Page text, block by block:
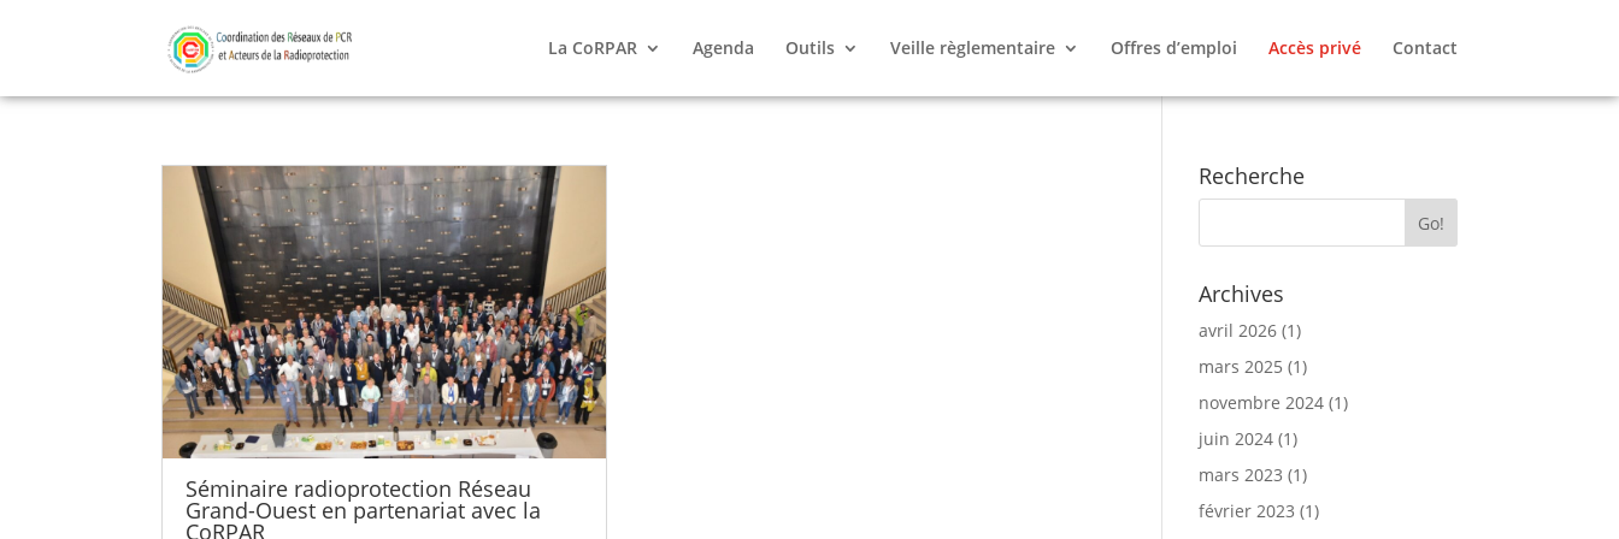
La CoRPAR Agenda Outils Veille règlementaire Offres d’emploi Accès privé Contact
Séminaire radioprotection Réseau
Grand-Ouest en partenariat avec la
CoRPAR
Recherche
Archives
avril 2026(1)
mars 2025 (1)
novembre 2024(1)
juin 2024(1)
mars 2023 (1)
février 2023 (1)